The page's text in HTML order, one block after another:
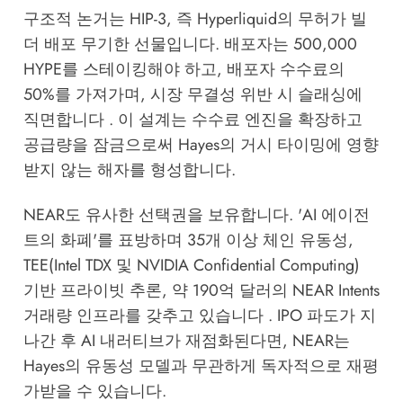
구조적 논거는 HIP-3, 즉 Hyperliquid의 무허가 빌
더 배포 무기한 선물입니다. 배포자는 500,000
HYPE를 스테이킹해야 하고, 배포자 수수료의
50%를 가져가며, 시장 무결성 위반 시 슬래싱에
직면합니다 . 이 설계는 수수료 엔진을 확장하고
공급량을 잠금으로써 Hayes의 거시 타이밍에 영향
받지 않는 해자를 형성합니다.
NEAR도 유사한 선택권을 보유합니다. 'AI 에이전
트의 화폐'를 표방하며 35개 이상 체인 유동성,
TEE(Intel TDX 및 NVIDIA Confidential Computing)
기반 프라이빗 추론, 약 190억 달러의 NEAR Intents
거래량 인프라를 갖추고 있습니다 . IPO 파도가 지
나간 후 AI 내러티브가 재점화된다면, NEAR는
Hayes의 유동성 모델과 무관하게 독자적으로 재평
가받을 수 있습니다.